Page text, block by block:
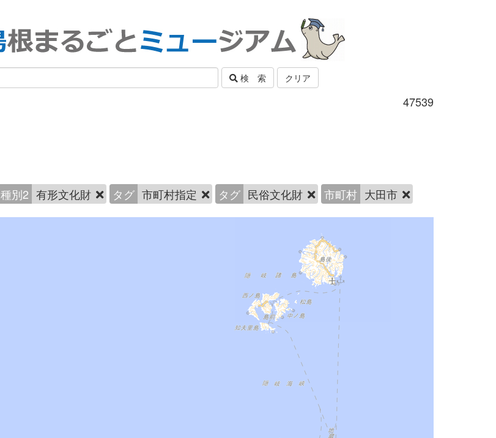
検 索 クリア
47539
種別2 有形文化財 タグ 市町村指定 タグ 民俗文化財 市町村 大田市